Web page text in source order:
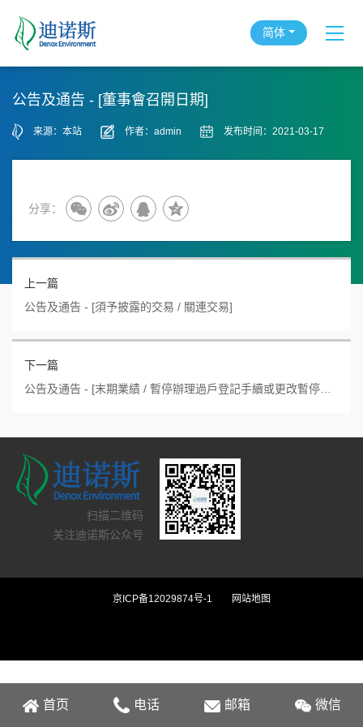
简体
公告及通告 - [董事會召開日期]
来源：本站 作者：admin 发布时间：2021-03-17
分享：
上一篇
公告及通告 - [須予披露的交易 / 關連交易]
下一篇
扫描二维码
关注迪诺斯公众号
京ICP备12029874号-1 网站地图
首页 电话 邮箱 微信